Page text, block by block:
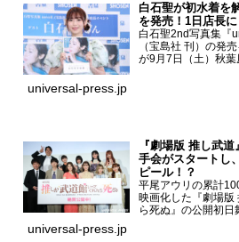
白石聖が初水着を
を発売！1日店長に
白石聖2nd写真集『
（宝島社 刊）の発
が9月7日（土）秋
を記念し1日店長イ
universal-press.jp
『劇場版 推し武
手会がスタートし
ピール！？
平尾アウリの累計
映画化した『劇場版
ら死ぬ』の公開初
宿バルト9で開催さ
村里帆、
universal-press.jp